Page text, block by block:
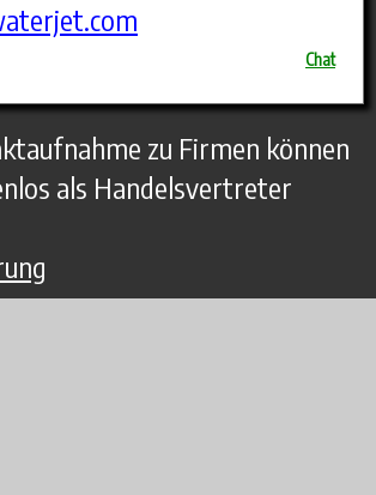
Chat
zu Firmen können
als Handelsvertreter